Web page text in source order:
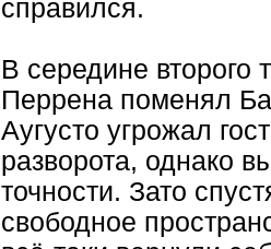
справился.
В середине
Перрена поменял
Аугусто угрожал
разворота, однако
точности. Зато
свободное